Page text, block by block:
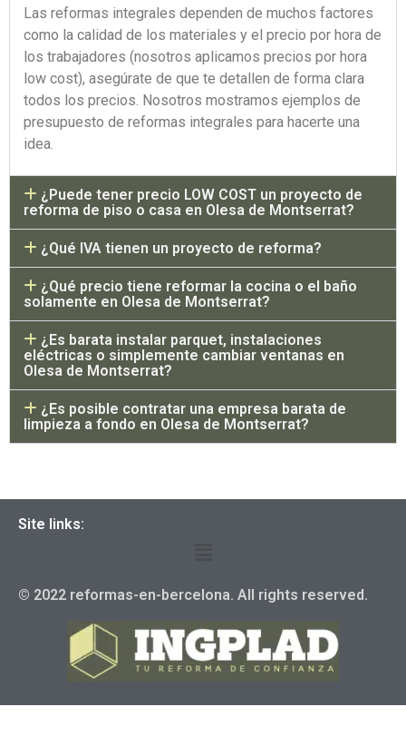
Las reformas integrales dependen de muchos factores
como la calidad de los materiales y el precio por hora de
los trabajadores (nosotros aplicamos precios por hora
low cost), asegúrate de que te detallen de forma clara
todos los precios. Nosotros mostramos ejemplos de
presupuesto de reformas integrales para hacerte una
idea.
¿Puede tener precio LOW COST un proyecto de
reforma de piso o casa en Olesa de Montserrat?
¿Qué IVA tienen un proyecto de reforma?
¿Qué precio tiene reformar la cocina o el baño
solamente en Olesa de Montserrat?
¿Es barata instalar parquet, instalaciones
eléctricas o simplemente cambiar ventanas en
Olesa de Montserrat?
¿Es posible contratar una empresa barata de
limpieza a fondo en Olesa de Montserrat?
Site links:
© 2022 reformas-en-bercelona. All rights reserved.